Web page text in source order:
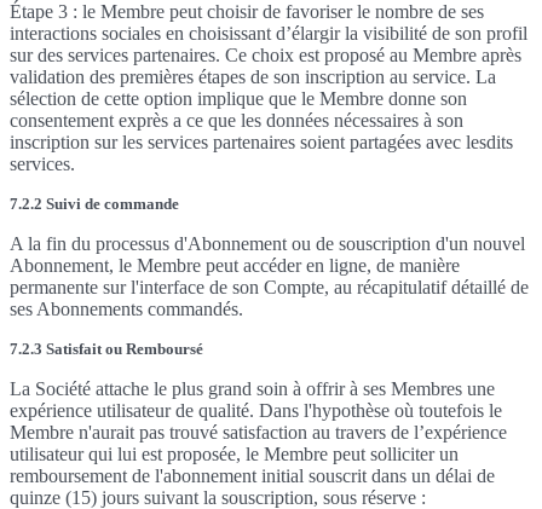
Étape 3 : le Membre peut choisir de favoriser le nombre de ses
interactions sociales en choisissant d’élargir la visibilité de son profil
sur des services partenaires. Ce choix est proposé au Membre après
validation des premières étapes de son inscription au service. La
sélection de cette option implique que le Membre donne son
consentement exprès a ce que les données nécessaires à son
inscription sur les services partenaires soient partagées avec lesdits
services.
7.2.2 Suivi de commande
A la fin du processus d'Abonnement ou de souscription d'un nouvel
Abonnement, le Membre peut accéder en ligne, de manière
permanente sur l'interface de son Compte, au récapitulatif détaillé de
ses Abonnements commandés.
7.2.3 Satisfait ou Remboursé
La Société attache le plus grand soin à offrir à ses Membres une
expérience utilisateur de qualité. Dans l'hypothèse où toutefois le
Membre n'aurait pas trouvé satisfaction au travers de l’expérience
utilisateur qui lui est proposée, le Membre peut solliciter un
remboursement de l'abonnement initial souscrit dans un délai de
quinze (15) jours suivant la souscription, sous réserve :